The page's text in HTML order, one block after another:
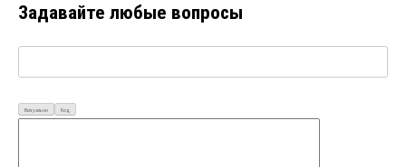
Задавайте любые вопросы
Визуально Код